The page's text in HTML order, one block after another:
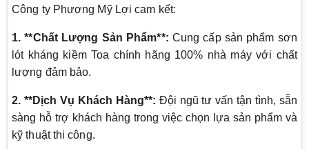
Công ty Phương Mỹ Lợi cam kết:
1. **Chất Lượng Sản Phẩm**: Cung cấp sản phẩm sơn
lót kháng kiềm Toa chính hãng 100% nhà máy với chất
lượng đảm bảo.
2. **Dịch Vụ Khách Hàng**: Đội ngũ tư vấn tận tình, sẵn
sàng hỗ trợ khách hàng trong việc chọn lựa sản phẩm và
kỹ thuật thi công.